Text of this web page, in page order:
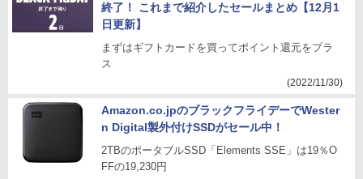
終了！ これまで紹介したセールまとめ【12月1
日更新】
まずはギフトカードを買ってポイント還元をプラ
ス
(2022/11/30)
Amazon.co.jpのブラックフライデーでWester
n Digital製外付けSSDがセール中！
2TBのポータブルSSD「Elements SSE」は19％O
FFの19,230円